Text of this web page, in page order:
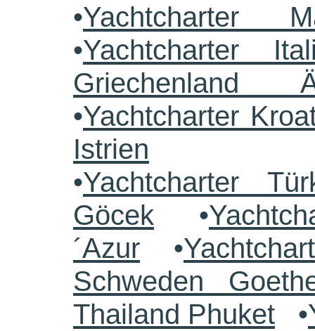
•Yachtcharter
•Yachtcharter
Griechenland
•Yachtcharter
Istrien
•Yachtcharter
Göcek •
´Azur •
Schweden
Thailand Phuket •